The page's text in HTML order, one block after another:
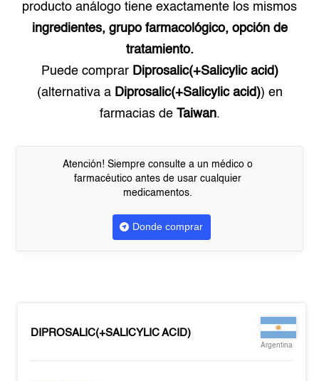
producto análogo tiene exactamente los mismos
ingredientes, grupo farmacológico, opción de
tratamiento.
Puede comprar Diprosalic(+Salicylic acid)
(alternativa a Diprosalic(+Salicylic acid)) en
farmacias de Taiwan.
Atención! Siempre consulte a un médico o
farmacéutico antes de usar cualquier
medicamentos.
Donde comprar
DIPROSALIC(+SALICYLIC ACID)
Argentina